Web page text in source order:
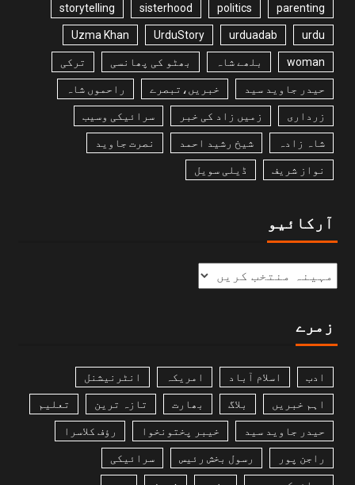
parenting
politics
sisterhood
storytelling
urdu
urduadab
UrduStory
Uzma Khan
woman بلھے شاہ بھٹو کی پھانسی ترکی
حیدر جاوید سید خبریں،تبصرے راحموں شاہ
زرداری زمیں زاد کی خبر سرائیکی وسیب
شاہ زادہ شیخ رشید احمد نصرت جاوید
نواز شریف ڈیلی سویل
آرکائیو
زمرے
ادب اسلام آباد امریکہ انٹرنیشنل
اہم خبریں بلاگ بھارت تازہ ترین تعلیم
حیدر جاوید سید خیبر پختونخوا رؤف کلاسرا
راجن پور رسول بخش رئیس سرائیکی